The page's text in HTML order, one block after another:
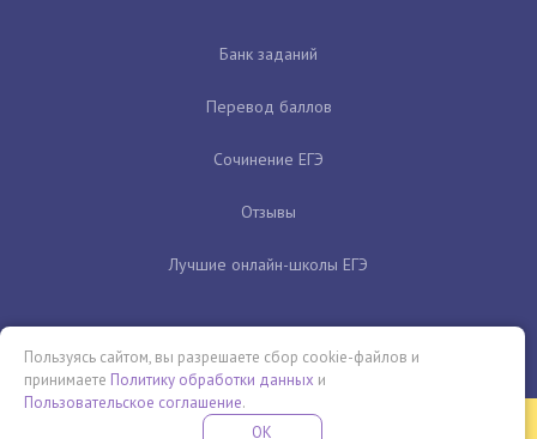
Банк заданий
Перевод баллов
Сочинение ЕГЭ
Отзывы
Лучшие онлайн-школы ЕГЭ
Бесплатная летняя школа
Пользуясь сайтом, вы разрешаете сбор cookie-файлов и
принимаете Политику обработки данных и
Пользовательское соглашение.
OK